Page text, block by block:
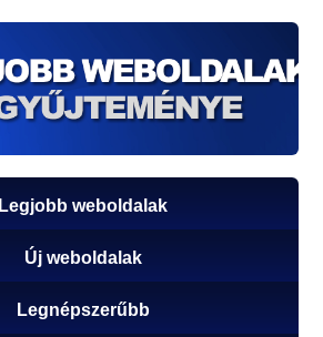
Legjobb weboldalak
Új weboldalak
Legnépszerűbb